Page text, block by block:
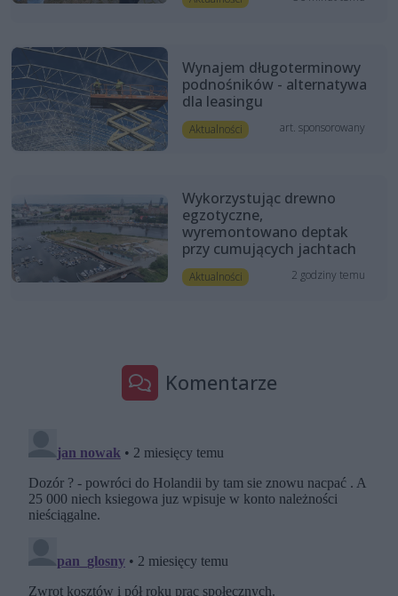
Wynajem długoterminowy
podnośników - alternatywa
dla leasingu
Aktualności art. sponsorowany
Wykorzystując drewno
egzotyczne,
wyremontowano deptak
przy cumujących jachtach
Aktualności 2 godziny temu
Komentarze